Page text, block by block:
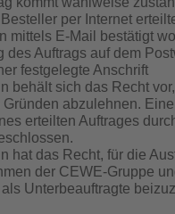
FOTOBUCH Kids
mit Leder und
Schritte
Poster
Dibond im
& Büro
Castell
Prints
A4
A4 Panorama
A3
Quadratisch
zum Abschied
zum
Brautpaare
per Internet
mittels E-Mail bestätigt
des Auftrags auf dem
festgelegte Anschrift
behält sich das Recht
abzulehnen.
erteilten Auftrages
hat das Recht, für die
der CEWE-Gruppe
Unterbeauftragte